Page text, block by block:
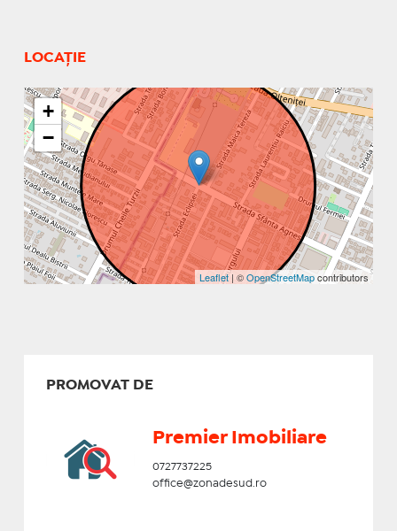
LOCAȚIE
+
−
Leaflet| ©OpenStreetMapcontributors
PROMOVAT DE
Premier Imobiliare
0727737225
office@zonadesud.ro